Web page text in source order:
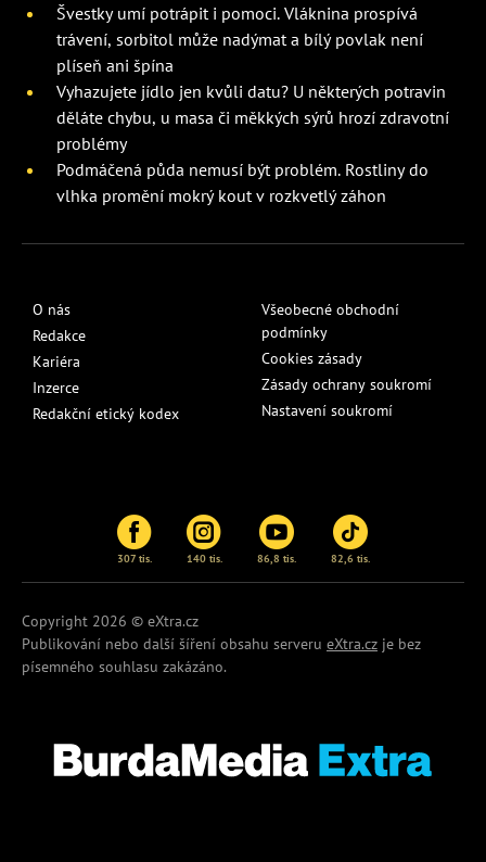
Švestky umí potrápit i pomoci. Vláknina prospívá
trávení, sorbitol může nadýmat a bílý povlak není
plíseň ani špína
Vyhazujete jídlo jen kvůli datu? U některých potravin
děláte chybu, u masa či měkkých sýrů hrozí zdravotní
problémy
Podmáčená půda nemusí být problém. Rostliny do
vlhka promění mokrý kout v rozkvetlý záhon
O nás
Redakce
Kariéra
Inzerce
Redakční etický kodex
Všeobecné obchodní
podmínky
Cookies zásady
Zásady ochrany soukromí
Nastavení soukromí
307 tis. 140 tis. 86,8 tis. 82,6 tis.
Copyright 2026 © eXtra.cz
Publikování nebo další šíření obsahu serveru eXtra.cz je bez
písemného souhlasu zakázáno.